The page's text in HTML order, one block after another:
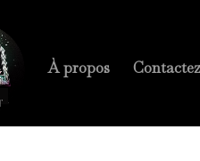
À propos